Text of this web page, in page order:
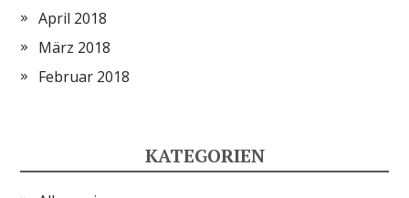
April 2018
März 2018
Februar 2018
KATEGORIEN